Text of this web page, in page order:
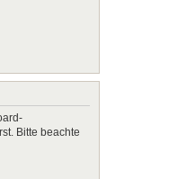
Bitte beachte